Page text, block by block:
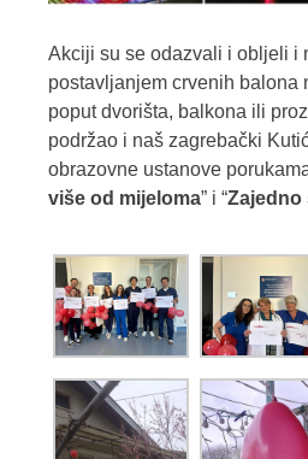
Akciji su se odazvali i obljeli i
postavljanjem crvenih balona
poput dvorišta, balkona ili
podržao i naš zagrebački
obrazovne ustanove
više od mijeloma” i “Zajedno